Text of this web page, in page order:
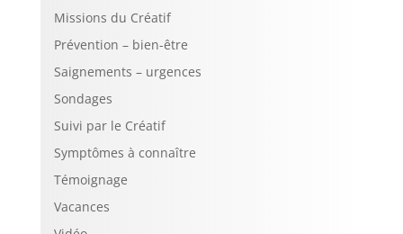
Missions du Créatif
Prévention – bien-être
Saignements – urgences
Sondages
Suivi par le Créatif
Symptômes à connaître
Témoignage
Vacances